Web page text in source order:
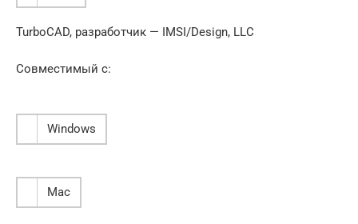
TurboCAD, разработчик — IMSI/Design, LLC
Совместимый с:
Windows
Mac